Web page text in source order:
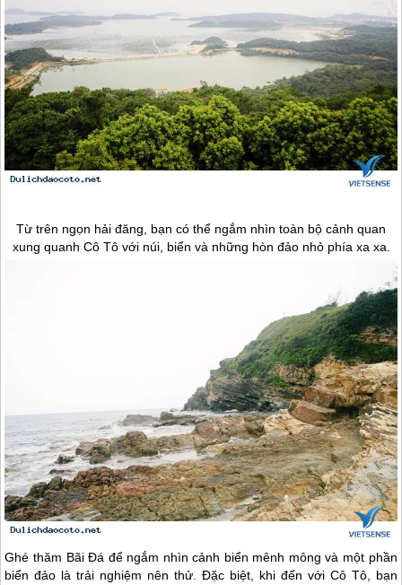
Từ trên ngọn hải đăng, bạn có thể ngắm nhìn toàn bộ cảnh quan
xung quanh Cô Tôvới núi, biển và những hòn đảo nhỏ phía xa xa.
Ghé thăm Bãi Đá để ngắm nhìn cảnh biển mênh mông và một phần
biển đảo là trải nghiệm nên thử. Đặc biệt, khi đến với Cô Tô, bạn